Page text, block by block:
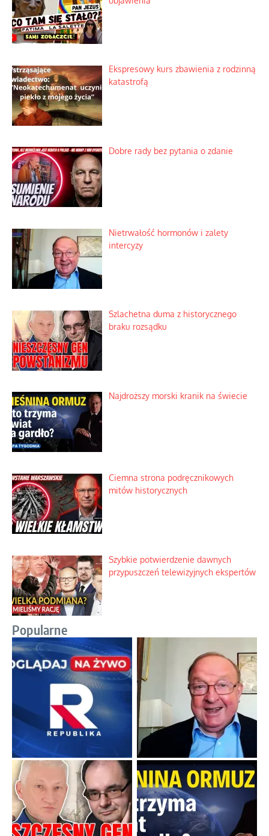
Ekspresowy kurs zbawienia z rodzinną
katastrofą
Dobre rady bez pytania o zdanie
Nietrwałość hormonów i zalety
intercyzy
Szlachetna duma z historycznego
braku rozsądku
Najdroższy morski kranik na świecie
Ciemna strona podręcznikowych
mitów historycznych
Szybkie potwierdzenie dawnych
przypuszczeń telewizyjnych ekspertów
Popularne